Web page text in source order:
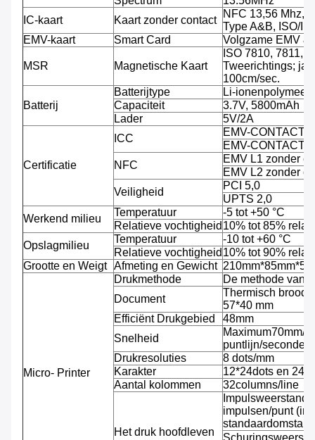
IC-kaart
Kaart zonder contact
NFC 13,56 Mhz,
Type A&B, ISO/
EMV-kaart
Smart Card Volgzame EMV &
MSR Magnetische Kaart
ISO 7810, 7811,
Tweerichtings; jat
100cm/sec.
Batterij
Batterijtype
Li-
Capaciteit
3.7V, 5800mAh
Lader
5V/2A
Certificatie
ICC
EMV-CONTACT
EMV-CONTACT
NFC
EMV L1 zonder
EMV L2 zonder
Veiligheid
PCI 5,0
UPTS 2,0
Werkend milieu
Temperatuur
-5 tot +50 °C
Relatieve vochtigheid 10% tot 85%
Opslagmilieu
Temperatuur
-10 tot +60 °C
Relatieve vochtigheid 10% tot 90%
Grootte en Weigt Afmeting en Gewicht
Micro- Printer
Drukmethode
De methode van
Document
Thermisch
57*40 mm
Efficiënt Drukgebied
48mm
Snelheid
Maximum70mm/
puntlijn/seconde)
Drukresoluties
8 dots/mm
Karakter
12*24dots en
Aantal kolommen
32columns/line
Het druk hoofdleven
impulsen/punt (in